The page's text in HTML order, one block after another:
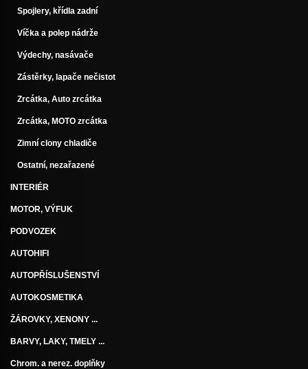
Spojlery, křídla zadní
Víčka a polep nádrže
Výdechy, nasávače
Zástěrky, lapače nečistot
Zrcátka, Auto zrcátka
Zrcátka, MOTO zrcátka
Zimní clony chladiče
Ostatní, nezařazené
INTERIÉR
MOTOR, VÝFUK
PODVOZEK
AUTOHIFI
AUTOPŘÍSLUŠENSTVÍ
AUTOKOSMETIKA
ŽÁROVKY, XENONY ...
BARVY, LAKY, TMELY ...
Chrom. a nerez. doplňky